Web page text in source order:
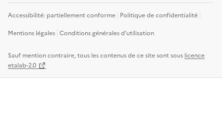
Accessibilité: partiellement conforme Politique de confidentialité
Mentions légales Conditions générales d'utilisation
Sauf mention contraire, tous les contenus de ce site sont sous licence
etalab-2.0